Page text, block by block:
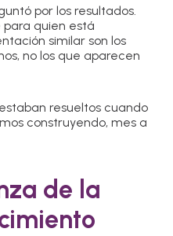
por los resultados.
para quien está
similar son los
no los que aparecen
resueltos cuando
construyendo, mes a
de la